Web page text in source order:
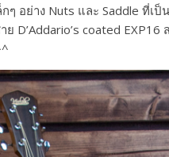
อย่าง Nuts และ Saddle ที่เ
D’Addario’s coated